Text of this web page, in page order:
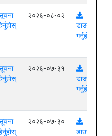
२०२६-०८-०२
डाउनलोड
गर्नुहोस्
२०२६-०७-३१
डाउनलोड
गर्नुहोस्
२०२६-०७-३०
डाउनलोड